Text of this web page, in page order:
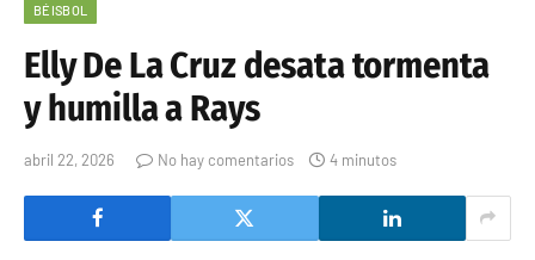
BÉISBOL
Elly De La Cruz desata tormenta
y humilla a Rays
abril 22, 2026 No hay comentarios 4 minutos